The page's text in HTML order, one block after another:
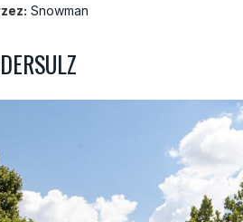
Snowman